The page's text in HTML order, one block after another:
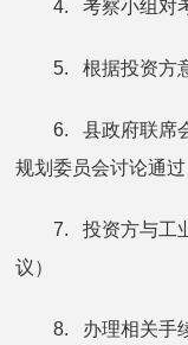
4. 考察小组对考
5. 根据投资方意
6. 县政府联席会
规划委员会讨论通过
7. 投资方与工业
议）
8. 办理相关手